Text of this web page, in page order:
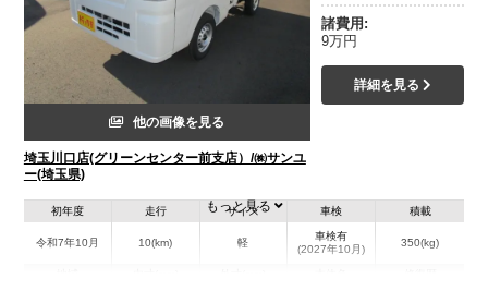
他の画像を見る
埼玉川口店(グリーンセンター前支店）/㈱サンユ
ー(埼玉県)
諸費用:
9万円
詳細を見る
初年度
令和7年10月
走行
10(km)
サイズ
軽
車検
車検有
(2027年10月)
積載
350(kg)
もっと見る